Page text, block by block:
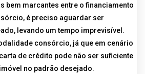
bem marcantes entre o financiamento
é preciso aguardar ser
levando um tempo imprevisível.
consórcio, já que em cenário
de crédito pode não ser suficiente
no padrão desejado.